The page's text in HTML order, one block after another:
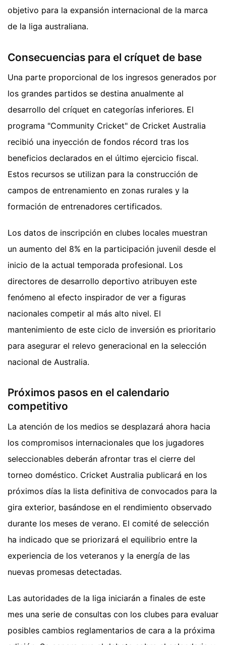
objetivo para la expansión internacional de la marca
de la liga australiana.
Consecuencias para el críquet de base
Una parte proporcional de los ingresos generados por
los grandes partidos se destina anualmente al
desarrollo del críquet en categorías inferiores. El
programa "Community Cricket" de Cricket Australia
recibió una inyección de fondos récord tras los
beneficios declarados en el último ejercicio fiscal.
Estos recursos se utilizan para la construcción de
campos de entrenamiento en zonas rurales y la
formación de entrenadores certificados.
Los datos de inscripción en clubes locales muestran
un aumento del 8% en la participación juvenil desde el
inicio de la actual temporada profesional. Los
directores de desarrollo deportivo atribuyen este
fenómeno al efecto inspirador de ver a figuras
nacionales competir al más alto nivel. El
mantenimiento de este ciclo de inversión es prioritario
para asegurar el relevo generacional en la selección
nacional de Australia.
Próximos pasos en el calendario
competitivo
La atención de los medios se desplazará ahora hacia
los compromisos internacionales que los jugadores
seleccionables deberán afrontar tras el cierre del
torneo doméstico. Cricket Australia publicará en los
próximos días la lista definitiva de convocados para la
gira exterior, basándose en el rendimiento observado
durante los meses de verano. El comité de selección
ha indicado que se priorizará el equilibrio entre la
experiencia de los veteranos y la energía de las
nuevas promesas detectadas.
Las autoridades de la liga iniciarán a finales de este
mes una serie de consultas con los clubes para evaluar
posibles cambios reglamentarios de cara a la próxima